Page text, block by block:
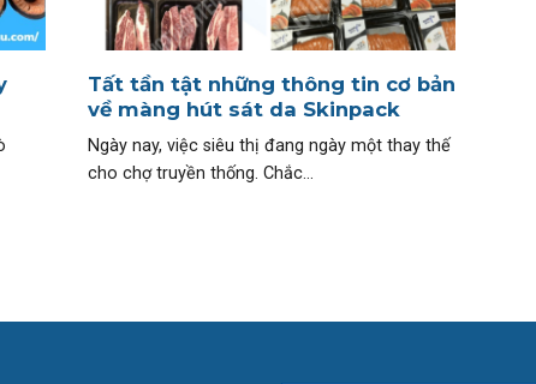
Tất tần tật những thông tin cơ bản
về màng hút sát da Skinpack
Ngày nay, việc siêu thị đang ngày một thay thế
cho chợ truyền thống. Chắc...